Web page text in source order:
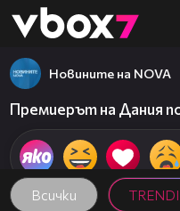
👾
Всички
Новините на NOVA
Премиерът на Дания
03:12